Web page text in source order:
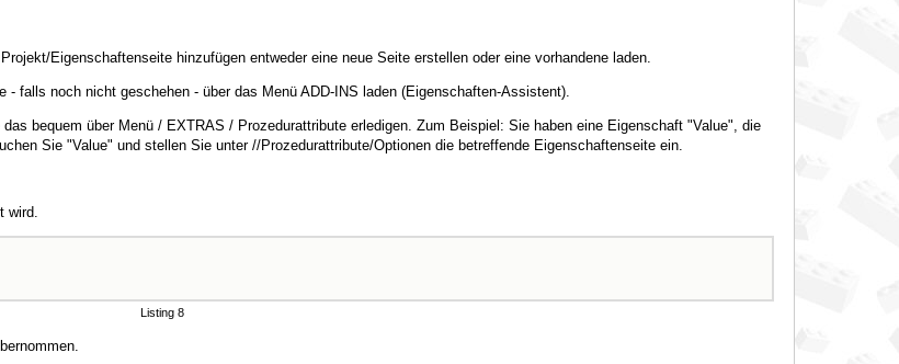
Eigenschaftenseite hinzufügen entweder eine neue Seite erstellen oder eine vorhandene laden.
falls noch nicht geschehen - über das Menü ADD-INS laden (Eigenschaften-Assistent).
bequem über Menü / EXTRAS / Prozedurattribute erledigen. Zum Beispiel: Sie haben eine Eigenschaft "Value", die
Sie "Value" und stellen Sie unter //Prozedurattribute/Optionen die betreffende Eigenschaftenseite ein.
wird.
Listing 8